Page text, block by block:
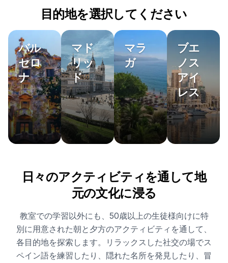
目的地を選択してください
バル
セロ
ナ
マド
リッ
ド
マラ
ガ
ブエ
ノス
アイ
レス
日々のアクティビティを通して地
元の文化に浸る
教室での学習以外にも、50歳以上の生徒様向けに特
別に用意された朝と夕方のアクティビティを通して、
各目的地を探索します。リラックスした社交の場でス
ペイン語を練習したり、隠れた名所を発見したり、冒